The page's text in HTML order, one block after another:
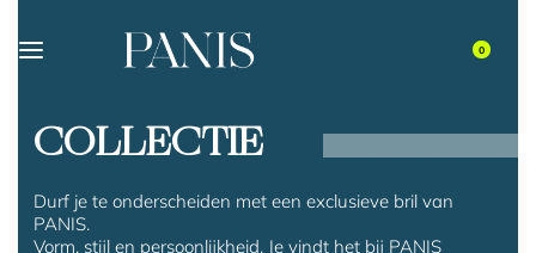
0
COLLECTIE
Durf je te onderscheiden met een exclusieve bril van
PANIS.
Vorm, stijl en persoonlijkheid. Je vindt het bij PANIS